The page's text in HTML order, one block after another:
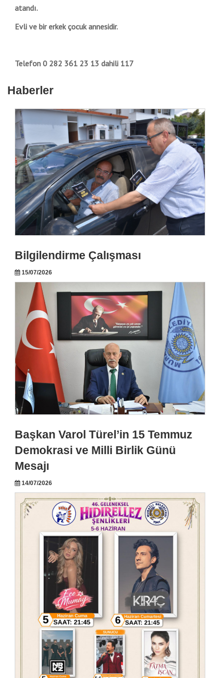
atandı.
Evli ve bir erkek çocuk annesidir.
Telefon 0 282 361 23 13 dahili 117
Haberler
Bilgilendirme Çalışması
15/07/2026
Başkan Varol Türel’in 15 Temmuz
Demokrasi ve Milli Birlik Günü
Mesajı
14/07/2026